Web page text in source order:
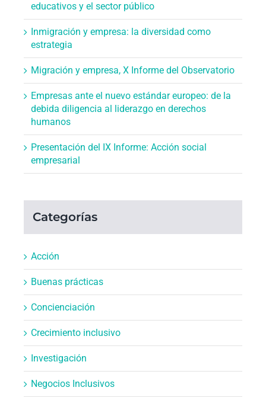
educativos y el sector público
Inmigración y empresa: la diversidad como
estrategia
Migración y empresa, X Informe del Observatorio
Empresas ante el nuevo estándar europeo: de la
debida diligencia al liderazgo en derechos
humanos
Presentación del IX Informe: Acción social
empresarial
Categorías
Acción
Buenas prácticas
Concienciación
Crecimiento inclusivo
Investigación
Negocios Inclusivos